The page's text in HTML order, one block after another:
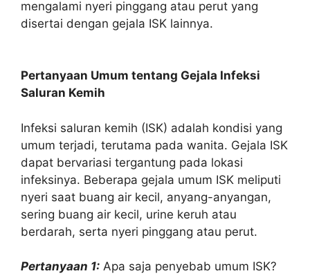
mengalami nyeri pinggang atau perut yang
disertai dengan gejala ISK lainnya.
Pertanyaan Umum tentang Gejala Infeksi
Saluran Kemih
Infeksi saluran kemih (ISK) adalah kondisi yang
umum terjadi, terutama pada wanita. Gejala ISK
dapat bervariasi tergantung pada lokasi
infeksinya. Beberapa gejala umum ISK meliputi
nyeri saat buang air kecil, anyang-anyangan,
sering buang air kecil, urine keruh atau
berdarah, serta nyeri pinggang atau perut.
Pertanyaan 1: Apa saja penyebab umum ISK?